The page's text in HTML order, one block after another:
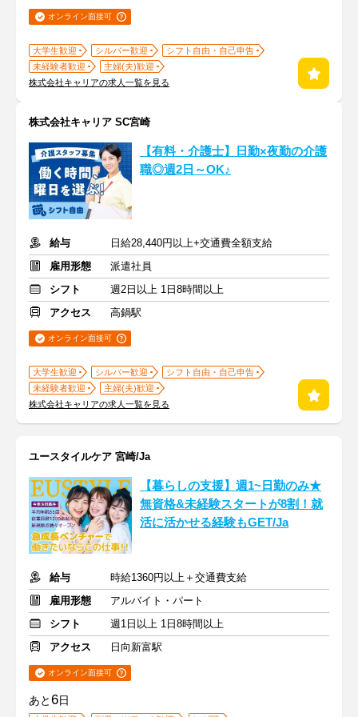
オンライン面接可
大学生歓迎 シルバー歓迎
シフト自由・自己申告
未経験者歓迎
主婦(夫)歓迎
株式会社キャリアの求人一覧を見る
株式会社キャリア SC宮崎
【有料・介護士】日勤×夜勤の介護
職◎週2日～OK♪
給与
日給28,440円以上+交通費全額支給
雇用形態
派遣社員
シフト
週2日以上 1日8時間以上
アクセス
高鍋駅
オンライン面接可
大学生歓迎 シルバー歓迎
シフト自由・自己申告
未経験者歓迎
主婦(夫)歓迎
株式会社キャリアの求人一覧を見る
ユースタイルケア 宮崎/Ja
【暮らしの支援】週1~日勤のみ★
無資格&未経験スタートが8割！就
活に活かせる経験もGET/Ja
給与
時給1360円以上＋交通費支給
雇用形態
アルバイト・パート
シフト
週1日以上 1日8時間以上
アクセス
日向新富駅
オンライン面接可
あと6日